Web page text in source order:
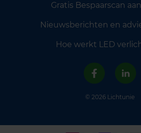
Gratis Bespaarscan
Nieuwsberichten en
Hoe werkt LED
© 2026 Lichtunie